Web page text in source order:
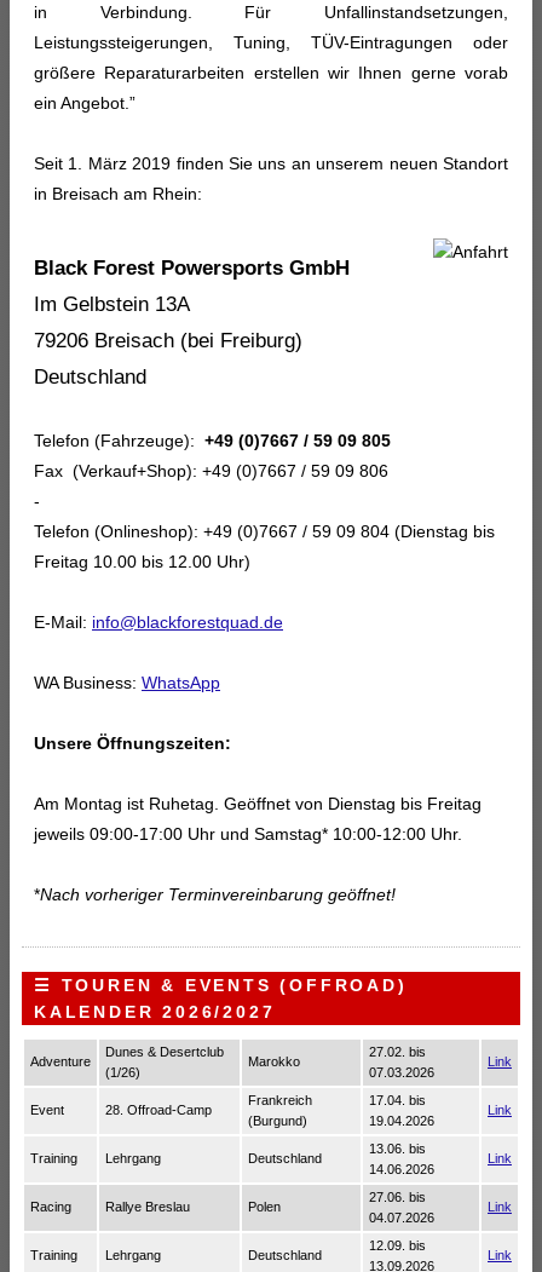
in Verbindung. Für Unfallinstandsetzungen,
Leistungssteigerungen, Tuning, TÜV-Eintragungen oder
größere Reparaturarbeiten erstellen wir Ihnen gerne vorab
ein Angebot.”
Seit 1. März 2019 finden Sie uns an unserem neuen Standort
in Breisach am Rhein:
Black Forest Powersports GmbH
Im Gelbstein 13A
79206 Breisach (bei Freiburg)
Deutschland
Telefon (Fahrzeuge): +49 (0)7667 / 59 09 805
Fax (Verkauf+Shop): +49 (0)7667 / 59 09 806
-
Telefon (Onlineshop): +49 (0)7667 / 59 09 804 (Dienstag bis
Freitag 10.00 bis 12.00 Uhr)
E-Mail: info@blackforestquad.de
WA Business: WhatsApp
Unsere Öffnungszeiten:
Am Montag ist Ruhetag. Geöffnet von Dienstag bis Freitag
jeweils 09:00-17:00 Uhr und Samstag* 10:00-12:00 Uhr.
*Nach vorheriger Terminvereinbarung geöffnet!
☰ TOUREN & EVENTS (OFFROAD)
KALENDER 2026/2027
Adventure
Dunes & Desertclub
(1/26)
Marokko
27.02. bis
07.03.2026
Link
Event 28. Offroad-Camp
Frankreich
(Burgund)
17.04. bis
19.04.2026
Link
Training Lehrgang Deutschland
13.06. bis
14.06.2026
Link
Racing Rallye Breslau Polen
27.06. bis
04.07.2026
Link
Training Lehrgang Deutschland
12.09. bis
13.09.2026
Link